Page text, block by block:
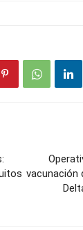
vacunación